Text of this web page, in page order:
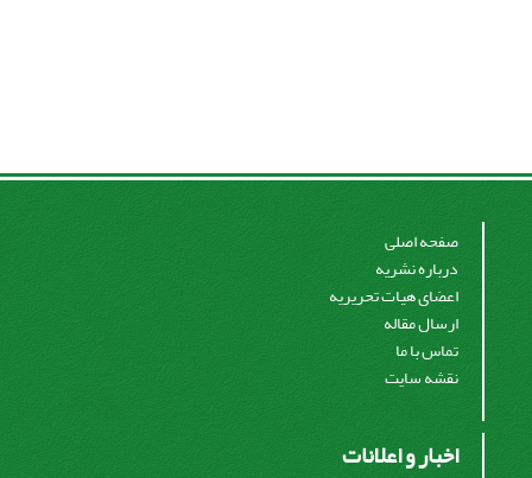
صفحه اصلی
درباره نشریه
اعضای هیات تحریریه
ارسال مقاله
تماس با ما
نقشه سایت
اخبار و اعلانات